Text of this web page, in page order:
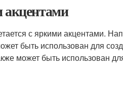
с яркими акцентами.
быть использован для
может быть использован